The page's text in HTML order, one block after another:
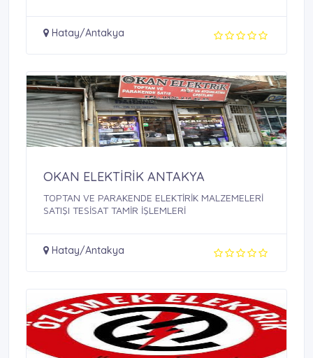
Hatay/Antakya
OKAN ELEKTİRİK ANTAKYA
TOPTAN VE PARAKENDE ELEKTİRİK MALZEMELERİ
SATIŞI TESİSAT TAMİR İŞLEMLERİ
Hatay/Antakya